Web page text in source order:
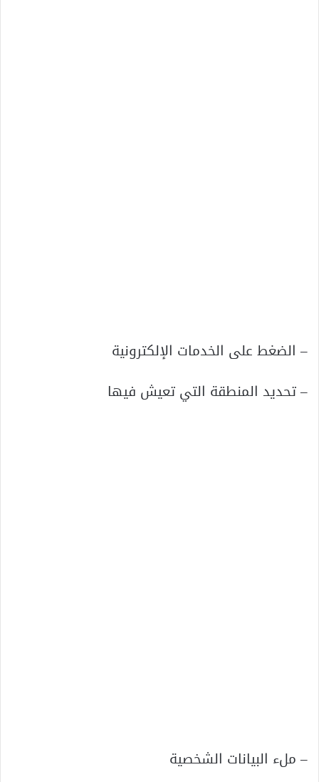
– الضغط على الخدمات الإلكترونية
– تحديد المنطقة التي تعيش فيها
– ملء البيانات الشخصية